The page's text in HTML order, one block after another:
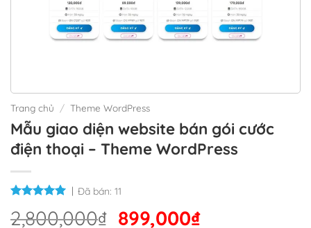
Trang chủ / Theme WordPress
Mẫu giao diện website bán gói cước
điện thoại – Theme WordPress
Đã bán: 11
2,800,000₫ Giá
899,000₫Giá